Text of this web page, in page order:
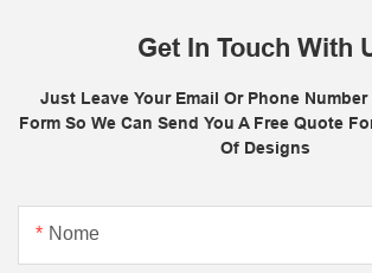
Get In Touch With
Just Leave Your Email Or Phone
Form So We Can Send You A Free Quote
Of Designs
Nome